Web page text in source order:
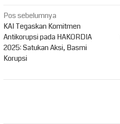
Navigasi
pos
Pos sebelumnya
KAI Tegaskan Komitmen
Antikorupsi pada HAKORDIA
2025: Satukan Aksi, Basmi
Korupsi